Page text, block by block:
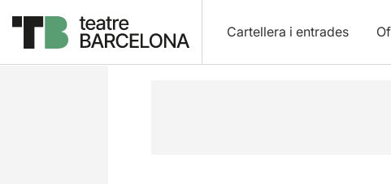
Cartellera i entrades